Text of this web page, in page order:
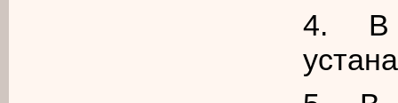
4. В